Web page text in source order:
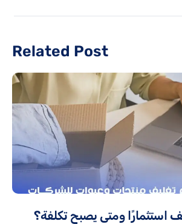
Related Post
استثمارًا ومتى يصبح تكلفة؟